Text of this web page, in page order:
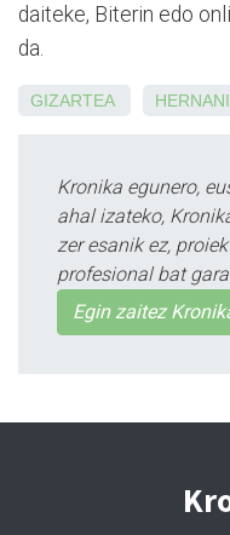
daiteke, Biterin edo
da.
GIZARTEA HERNANI
Kronika egunero,
ahal izateko,
zer esanik ez,
profesional bat
Egin zaitez